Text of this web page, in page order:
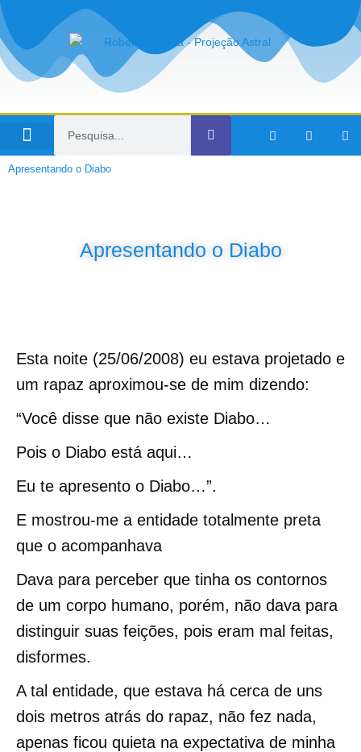
Apresentando o Diabo
Apresentando o Diabo
Esta noite (25/06/2008) eu estava projetado e
um rapaz aproximou-se de mim dizendo:
“Você disse que não existe Diabo…
Pois o Diabo está aqui…
Eu te apresento o Diabo…”.
E mostrou-me a entidade totalmente preta
que o acompanhava
Dava para perceber que tinha os contornos
de um corpo humano, porém, não dava para
distinguir suas feições, pois eram mal feitas,
disformes.
A tal entidade, que estava há cerca de uns
dois metros atrás do rapaz, não fez nada,
apenas ficou quieta na expectativa de minha